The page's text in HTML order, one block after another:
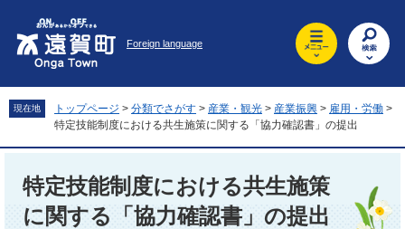
先
頭
を
飛
Foreign language
現在地 トップページ > 分類でさがす > 産業・観光 > 産業振興 > 雇用・労働 >
特定技能制度における共生施策に関する「協力確認書」の提出
特定技能制度における共生施策
に関する「協力確認書」の提出